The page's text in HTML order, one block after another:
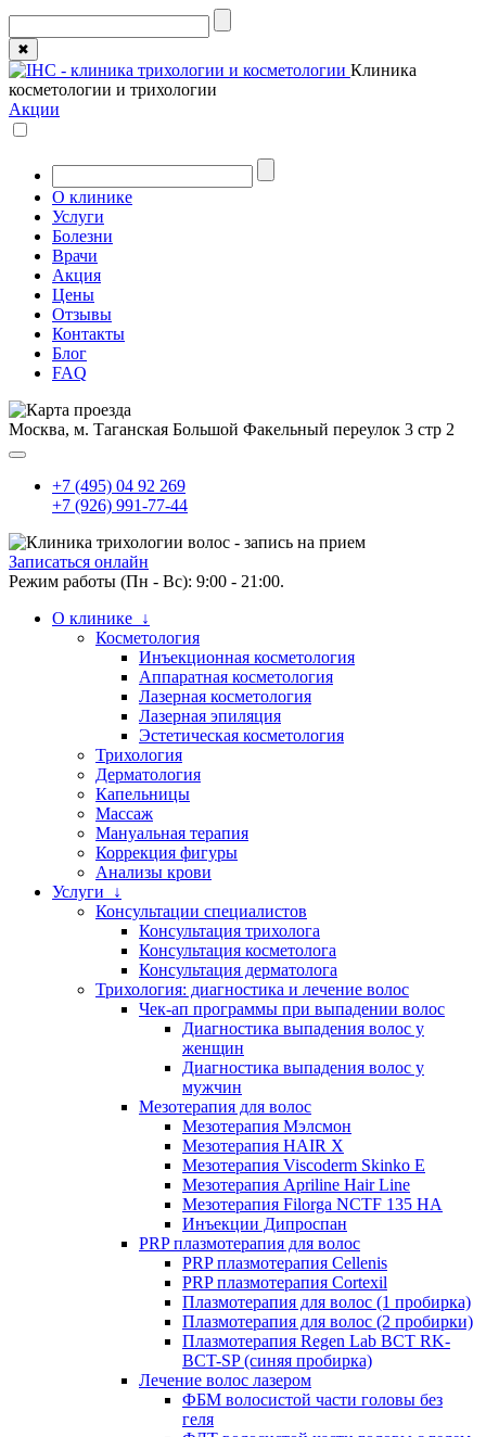
✖
Клиника
косметологии и трихологии
Акции
О клинике
Услуги
Болезни
Врачи
Акция
Цены
Отзывы
Контакты
Блог
FAQ
Москва, м. Таганская Большой Факельный переулок 3 стр 2
+7 (495) 04 92 269
+7 (926) 991-77-44
Записаться онлайн
Режим работы (Пн - Вс): 9:00 - 21:00.
О клинике ↓
Косметология
Инъекционная косметология
Аппаратная косметология
Лазерная косметология
Лазерная эпиляция
Эстетическая косметология
Трихология
Дерматология
Капельницы
Массаж
Мануальная терапия
Коррекция фигуры
Анализы крови
Услуги ↓
Консультации специалистов
Консультация трихолога
Консультация косметолога
Консультация дерматолога
Трихология: диагностика и лечение волос
Чек-ап программы при выпадении волос
Диагностика выпадения волос у
женщин
Диагностика выпадения волос у
мужчин
Мезотерапия для волос
Мезотерапия Мэлсмон
Мезотерапия HAIR X
Мезотерапия Viscoderm Skinko E
Мезотерапия Apriline Hair Line
Мезотерапия Filorga NCTF 135 HA
Инъекции Дипроспан
PRP плазмотерапия для волос
PRP плазмотерапия Cellenis
PRP плазмотерапия Cortexil
Плазмотерапия для волос (1 пробирка)
Плазмотерапия для волос (2 пробирки)
Плазмотерапия Regen Lab BCT RK-
BCT-SP (синяя пробирка)
Лечение волос лазером
ФБМ волосистой части головы без
геля